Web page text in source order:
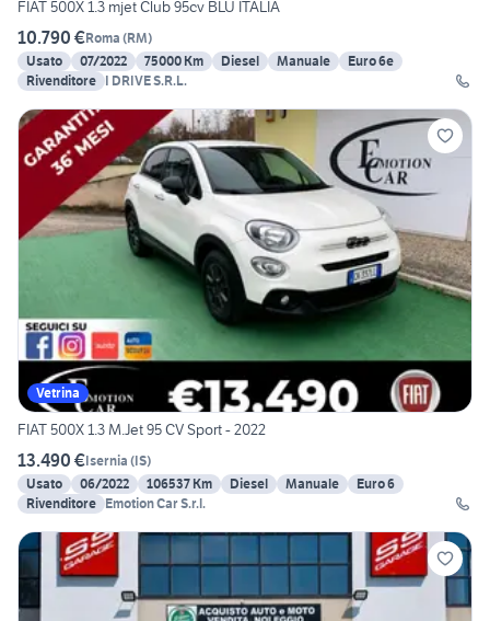
FIAT 500X 1.3 mjet Club 95cv BLU ITALIA
10.790 €Roma (RM)
Usato
07/2022 75000 Km Diesel Manuale
Euro 6e
Rivenditore I DRIVE S.R.L.
Vetrina
FIAT 500X 1.3 M.Jet 95 CV Sport - 2022
13.490 €Isernia (IS)
Usato
06/2022 106537 Km Diesel Manuale
Euro 6
Rivenditore Emotion Car S.r.l.